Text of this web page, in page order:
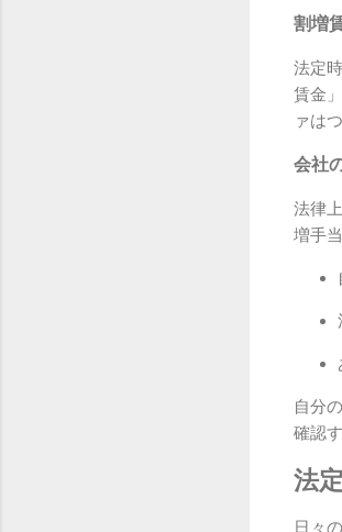
割増
法定
賃金
ァは
会社
法律
増手
自分
確認
法
日々